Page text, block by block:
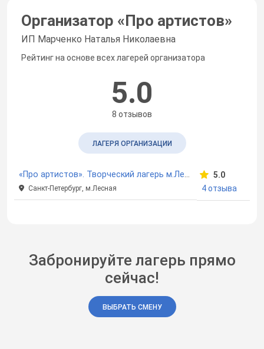
Организатор «Про артистов»
ИП Марченко Наталья Николаевна
Рейтинг на основе всех лагерей организатора
5.0
8 отзывов
ЛАГЕРЯ ОРГАНИЗАЦИИ
«Про артистов». Творческий лагерь м.Лесная
Санкт-Петербург, м.Лесная
5.0
4 отзыва
Забронируйте лагерь прямо
сейчас!
ВЫБРАТЬ СМЕНУ